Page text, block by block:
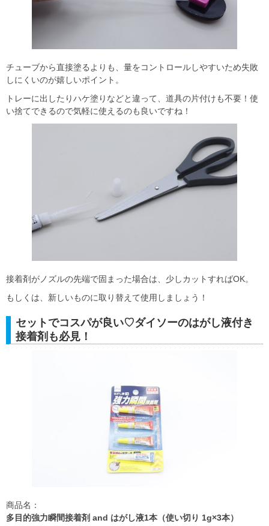
チューブから直接塗るよりも、量をコントロールしやすいため失敗
しにくいのが嬉しいポイント。
トレーに出したりハケ塗りなどと違って、道具の片付けも不要！使
い捨てできるので気軽に使えるのも良いですね！
接着剤がノズルの先端で固まった場合は、少しカットすればOK。
もしくは、新しいものに取り替えて使用しましょう！
セットでコスパが良い♡ダイソーのはがし液付き
接着剤も必見！
商品名：
多目的強力瞬間接着剤 and はがし液1本（使い切り 1g×3本）